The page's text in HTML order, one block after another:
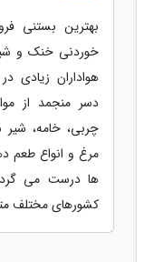
بهترین بستنی
خوردنی خنک و
هواداران زیادی
دسر منجمد از
چربی، خامه، شیر
مرغ و انواع طعم
ها درست می
کشورهای مختلف